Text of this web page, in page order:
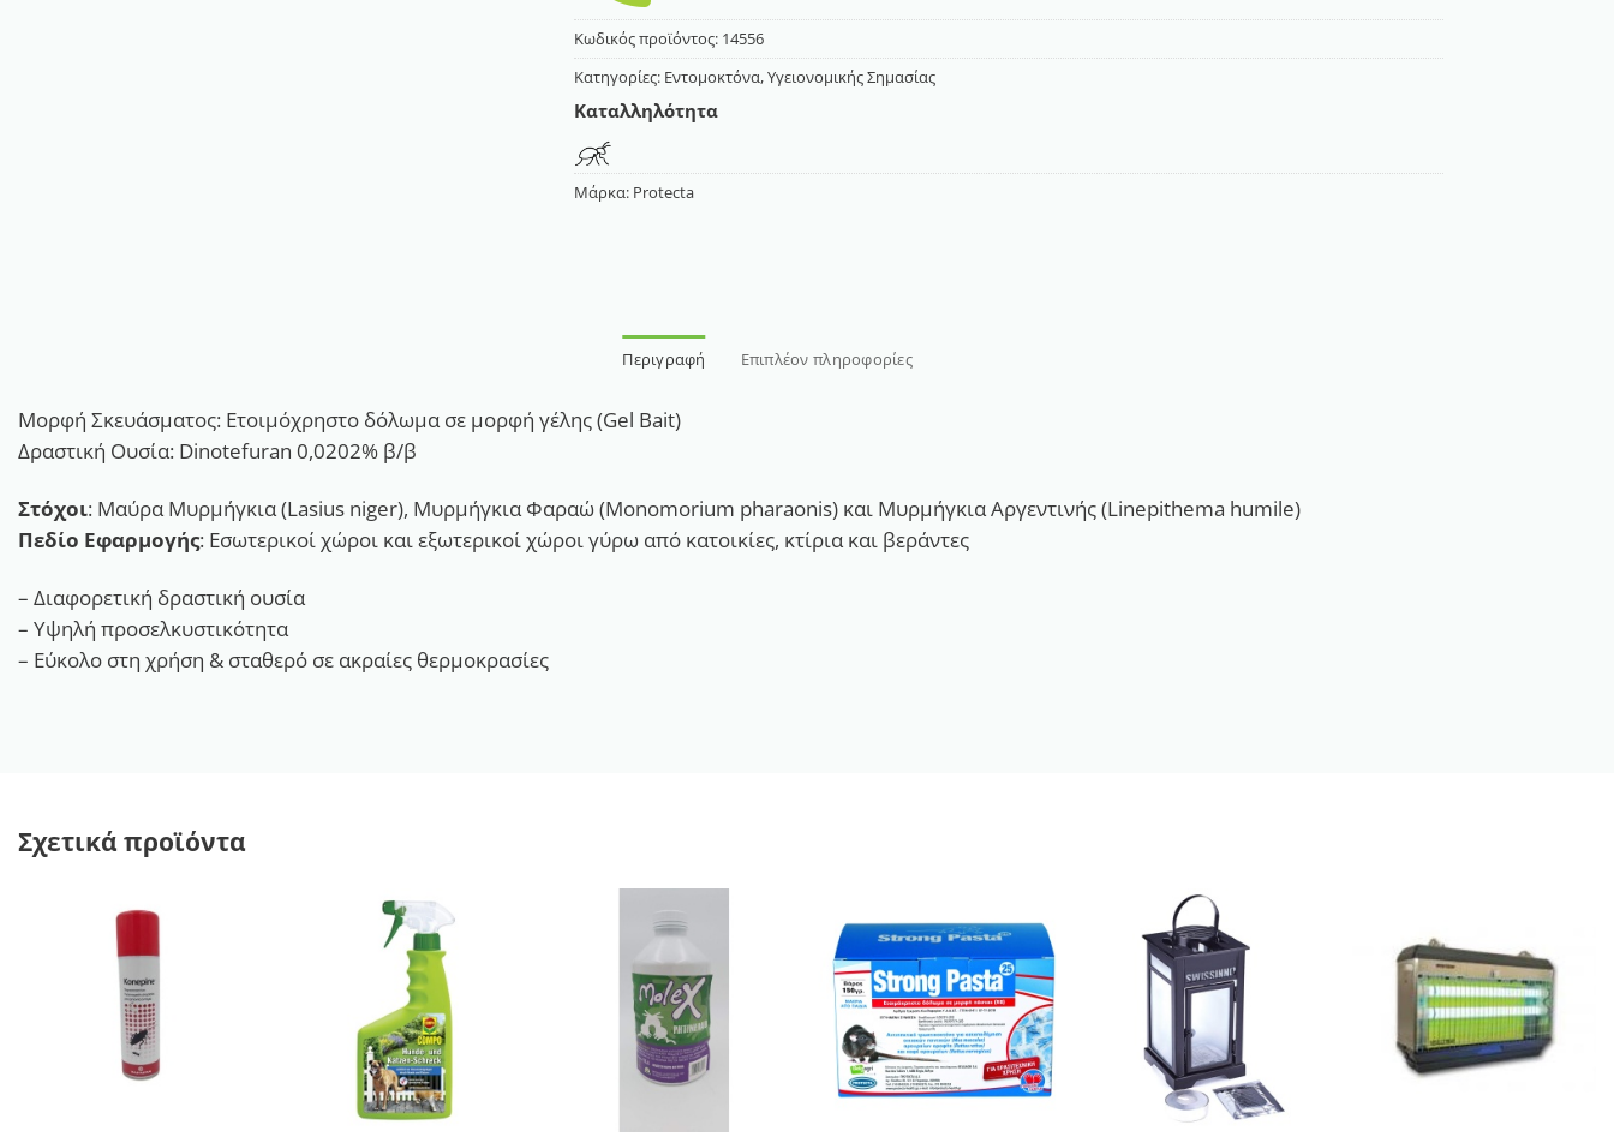
Κωδικός προϊόντος: 14556
Κατηγορίες: Εντομοκτόνα,Υγειονομικής Σημασίας
Καταλληλότητα
Μάρκα: Protecta
Περιγραφή Επιπλέον πληροφορίες
Μορφή Σκευάσματος: Ετοιμόχρηστο δόλωμα σε μορφή γέλης (Gel Bait)
Δραστική Ουσία: Dinotefuran 0,0202% β/β
Στόχοι: Μαύρα Μυρμήγκια (Lasius niger), Μυρμήγκια Φαραώ (Monomorium pharaonis) και Μυρμήγκια Αργεντινής (Linepithema humile)
Πεδίο Εφαρμογής: Εσωτερικοί χώροι και εξωτερικοί χώροι γύρω από κατοικίες, κτίρια και βεράντες
– Διαφορετική δραστική ουσία
– Υψηλή προσελκυστικότητα
– Εύκολο στη χρήση & σταθερό σε ακραίες θερμοκρασίες
Σχετικά προϊόντα